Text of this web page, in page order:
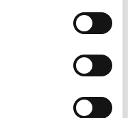
ト＆イノベーシ